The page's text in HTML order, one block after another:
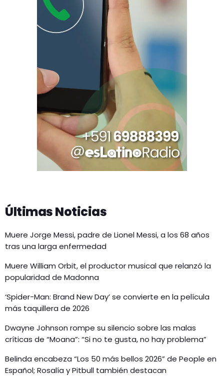
Últimas Noticias
Muere Jorge Messi, padre de Lionel Messi, a los 68 años
tras una larga enfermedad
Muere William Orbit, el productor musical que relanzó la
popularidad de Madonna
‘Spider-Man: Brand New Day’ se convierte en la película
más taquillera de 2026
Dwayne Johnson rompe su silencio sobre las malas
críticas de “Moana”: “Si no te gusta, no hay problema”
Belinda encabeza “Los 50 más bellos 2026” de People en
Español; Rosalía y Pitbull también destacan